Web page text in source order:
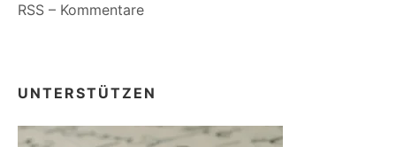
RSS – Kommentare
UNTERSTÜTZEN